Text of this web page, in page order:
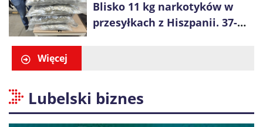
największych składowisk w
Europie
Blisko 11 kg narkotyków w
przesyłkach z Hiszpanii. 37-
Więcej
Lubelski biznes